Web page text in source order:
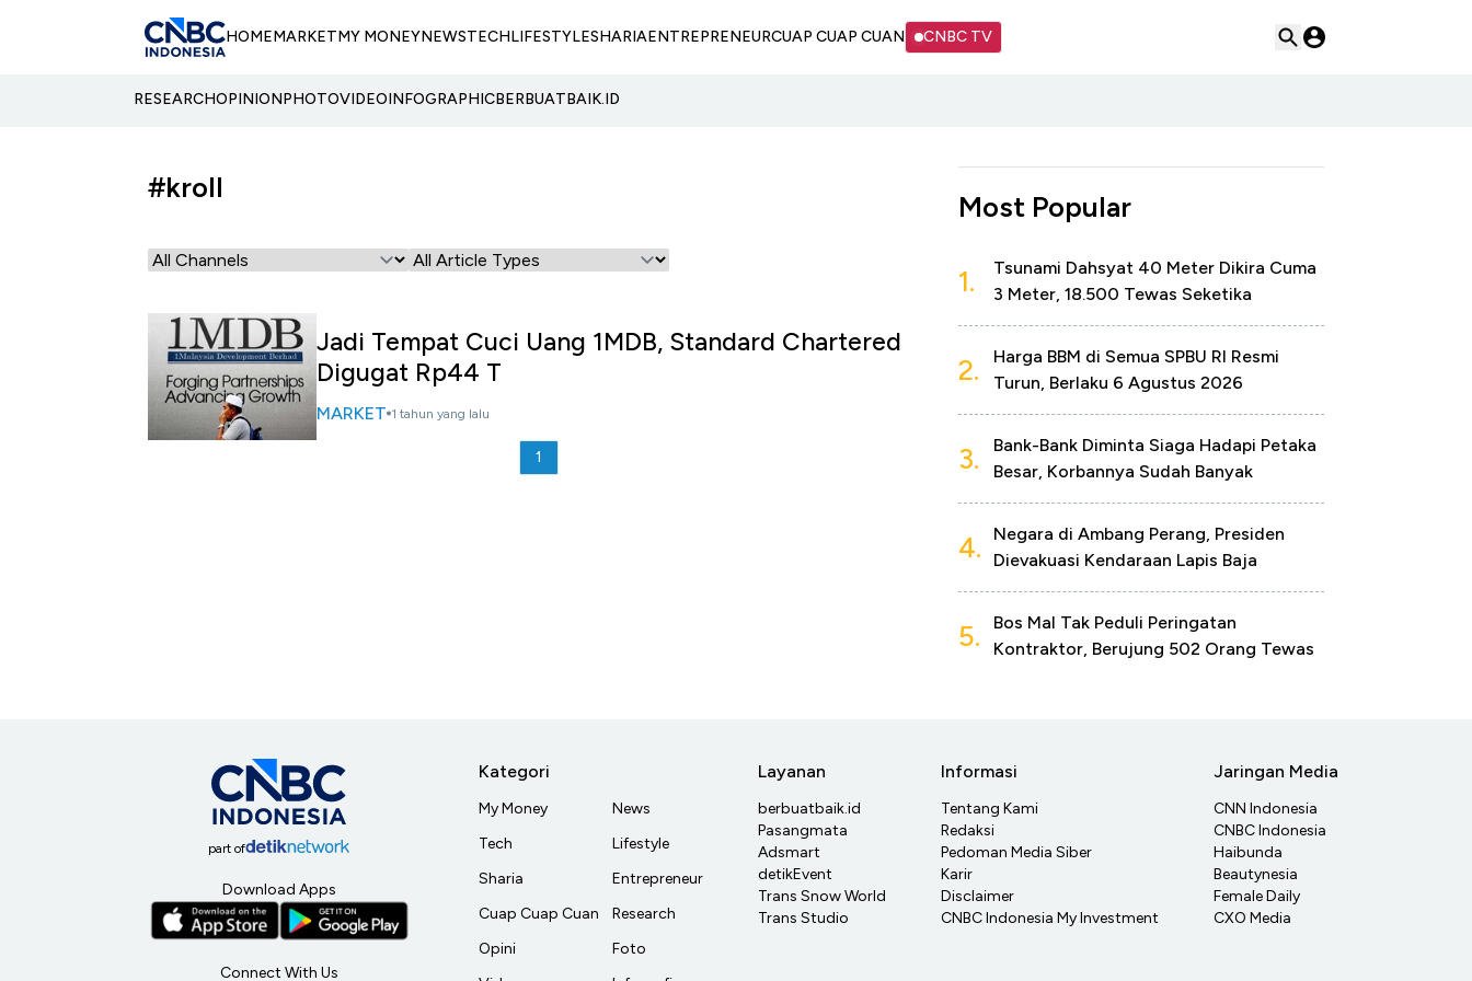
HOMEMARKETMY MONEYNEWSTECHLIFESTYLESHARIAENTREPRENEURCUAP CUAP CUAN CNBC TV
RESEARCHOPINIONPHOTOVIDEOINFOGRAPHICBERBUATBAIK.ID
#kroll
Jadi Tempat Cuci Uang 1MDB, Standard Chartered
Digugat Rp44 T
MARKET 1 tahun yang lalu
1
Most Popular
1.
Tsunami Dahsyat 40 Meter Dikira Cuma
3 Meter, 18.500 Tewas Seketika
2.
Harga BBM di Semua SPBU RI Resmi
Turun, Berlaku 6 Agustus 2026
3.
Bank-Bank Diminta Siaga Hadapi Petaka
Besar, Korbannya Sudah Banyak
4.
Negara di Ambang Perang, Presiden
Dievakuasi Kendaraan Lapis Baja
5.
Bos Mal Tak Peduli Peringatan
Kontraktor, Berujung 502 Orang Tewas
part of
Download Apps
Connect With Us
Kategori
My Money
Tech
Sharia
Cuap Cuap Cuan
Opini
News
Lifestyle
Entrepreneur
Research
Foto
Layanan
berbuatbaik.id
Pasangmata
Adsmart
detikEvent
Trans Snow World
Trans Studio
Informasi
Tentang Kami
Redaksi
Pedoman Media Siber
Karir
Disclaimer
CNBC Indonesia My Investment
Jaringan Media
CNN Indonesia
CNBC Indonesia
Haibunda
Beautynesia
Female Daily
CXO Media